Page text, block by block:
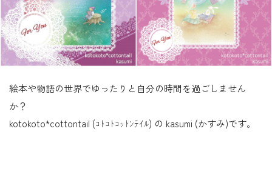
絵本や物語の世界でゆったりと自分の時間を過ごしません
か？
kotokoto*cottontail (ｺﾄｺﾄｺｯﾄﾝﾃｲﾙ) の kasumi (かすみ)です。